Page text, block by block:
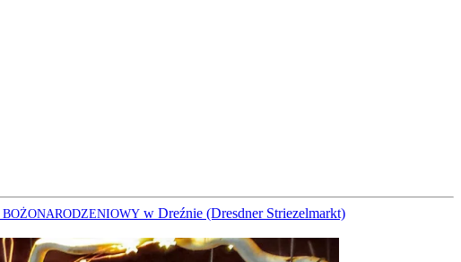
BOŻONARODZENIOWY w Dreźnie (Dresdner Striezelmarkt)